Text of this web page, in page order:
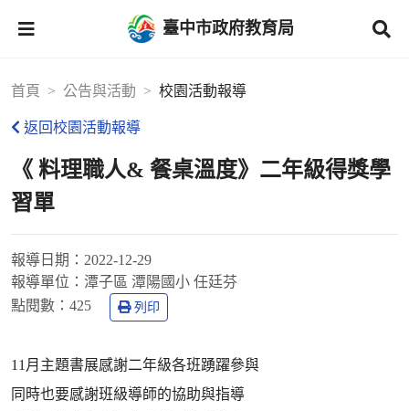
臺中市政府教育局
首頁 公告與活動 校園活動報導
返回校園活動報導
《 料理職人& 餐桌溫度》二年級得獎學
習單
報導日期： 2022-12-29
報導單位： 潭子區 潭陽國小 任廷芬
點閱數： 425 列印
11月主題書展感謝二年級各班踴躍參與
同時也要感謝班級導師的協助與指導